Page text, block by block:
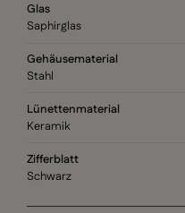
Glas
Saphirglas
Gehäusematerial
Stahl
Lünettenmaterial
Keramik
Zifferblatt
Schwarz